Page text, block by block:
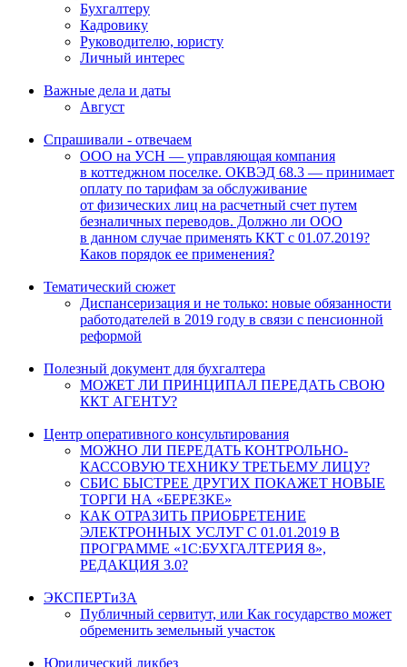
Бухгалтеру
Кадровику
Руководителю, юристу
Личный интерес
Важные дела и даты
Август
Спрашивали - отвечаем
ООО на УСН — управляющая компания
в коттеджном поселке. ОКВЭД 68.3 — принимает
оплату по тарифам за обслуживание
от физических лиц на расчетный счет путем
безналичных переводов. Должно ли ООО
в данном случае применять ККТ с 01.07.2019?
Каков порядок ее применения?
Тематический сюжет
Диспансеризация и не только: новые обязанности
работодателей в 2019 году в связи с пенсионной
реформой
Полезный документ для бухгалтера
МОЖЕТ ЛИ ПРИНЦИПАЛ ПЕРЕДАТЬ СВОЮ
ККТ АГЕНТУ?
Центр оперативного консультирования
МОЖНО ЛИ ПЕРЕДАТЬ КОНТРОЛЬНО-
КАССОВУЮ ТЕХНИКУ ТРЕТЬЕМУ ЛИЦУ?
СБИС БЫСТРЕЕ ДРУГИХ ПОКАЖЕТ НОВЫЕ
ТОРГИ НА «БЕРЕЗКЕ»
КАК ОТРАЗИТЬ ПРИОБРЕТЕНИЕ
ЭЛЕКТРОННЫХ УСЛУГ С 01.01.2019 В
ПРОГРАММЕ «1С:БУХГАЛТЕРИЯ 8»,
РЕДАКЦИЯ 3.0?
ЭКСПЕРТиЗА
Публичный сервитут, или Как государство может
обременить земельный участок
Юридический ликбез